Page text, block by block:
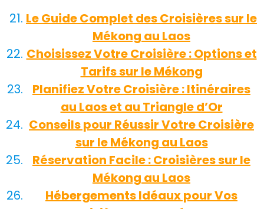
Le Guide Complet des Croisières sur le
Mékong au Laos
Choisissez Votre Croisière : Options et
Tarifs sur le Mékong
Planifiez Votre Croisière : Itinéraires
au Laos et au Triangle d’Or
Conseils pour Réussir Votre Croisière
sur le Mékong au Laos
Réservation Facile : Croisières sur le
Mékong au Laos
Hébergements Idéaux pour Vos